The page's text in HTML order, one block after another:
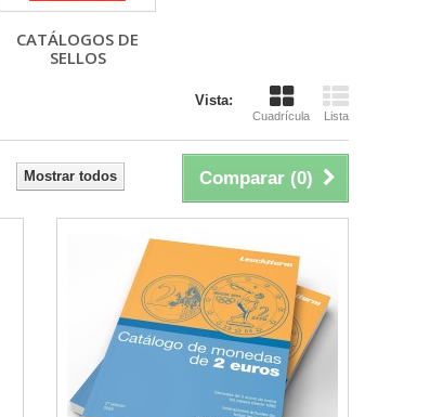
CATÁLOGOS DE
SELLOS
Vista:
Cuadrícula Lista
Comparar (0)
Mostrar todos